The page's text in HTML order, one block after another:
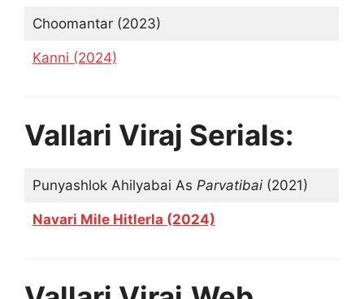
Choomantar (2023)
Kanni (2024)
Vallari Viraj Serials:
Punyashlok Ahilyabai As Parvatibai(2021)
Navari Mile Hitlerla (2024)